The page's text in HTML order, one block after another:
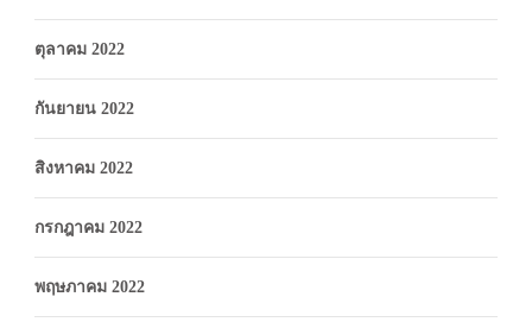
ตุลาคม 2022
กันยายน 2022
สิงหาคม 2022
กรกฎาคม 2022
พฤษภาคม 2022